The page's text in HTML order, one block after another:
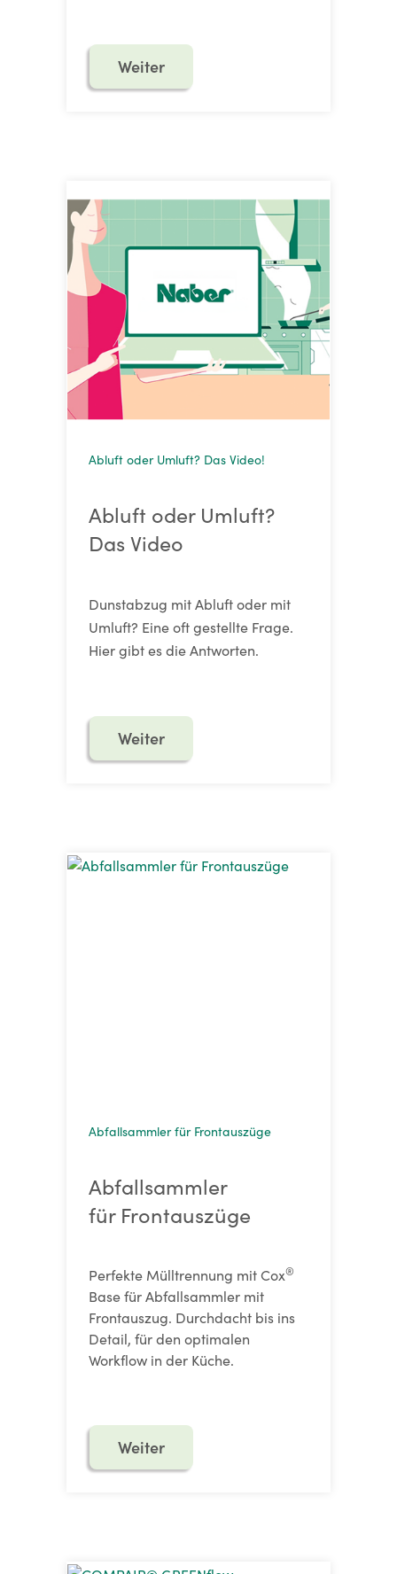
Weiter
Abluft oder Umluft? Das Video!
Abluft oder Umluft?
Das Video
Dunstabzug mit Abluft oder mit
Umluft? Eine oft gestellte Frage.
Hier gibt es die Antworten.
Weiter
Abfallsammler für Frontauszüge
Abfallsammler
für Frontauszüge
Perfekte Mülltrennung mit Cox®
Base für Abfallsammler mit
Frontauszug. Durchdacht bis ins
Detail, für den optimalen
Workflow in der Küche.
Weiter